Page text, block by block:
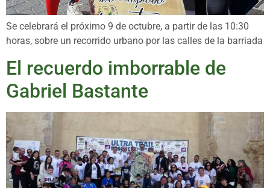
Se celebrará el próximo 9 de octubre, a partir de las 10:30
horas, sobre un recorrido urbano por las calles de la barriada
El recuerdo imborrable de
Gabriel Bastante